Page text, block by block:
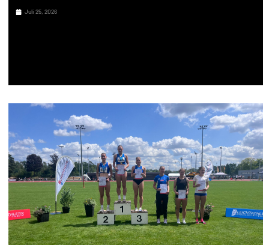
Juli 25, 2026